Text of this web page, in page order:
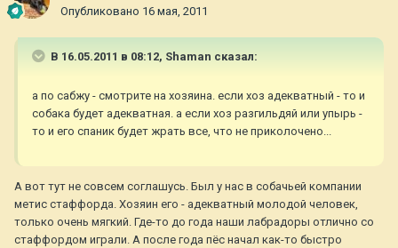
Опубликовано 16 мая, 2011
В 16.05.2011 в 08:12, Shaman сказал:
а по сабжу - смотрите на хозяина. если хоз адекватный - то и
собака будет адекватная. а если хоз разгильдяй или упырь -
то и его спаник будет жрать все, что не приколочено...
А вот тут не совсем соглашусь. Был у нас в собачьей компании
метис стаффорда. Хозяин его - адекватный молодой человек,
только очень мягкий. Где-то до года наши лабрадоры отлично со
стаффордом играли. А после года пёс начал как-то быстро